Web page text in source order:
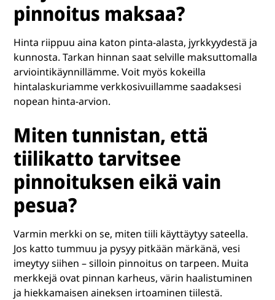
pinnoitus maksaa?
Hinta riippuu aina katon pinta-alasta, jyrkkyydestä ja
kunnosta. Tarkan hinnan saat selville maksuttomalla
arviointikäynnillämme. Voit myös kokeilla
hintalaskuriamme verkkosivuillamme saadaksesi
nopean hinta-arvion.
Miten tunnistan, että
tiilikatto tarvitsee
pinnoituksen eikä vain
pesua?
Varmin merkki on se, miten tiili käyttäytyy sateella.
Jos katto tummuu ja pysyy pitkään märkänä, vesi
imeytyy siihen – silloin pinnoitus on tarpeen. Muita
merkkejä ovat pinnan karheus, värin haalistuminen
ja hiekkamaisen aineksen irtoaminen tiilestä.